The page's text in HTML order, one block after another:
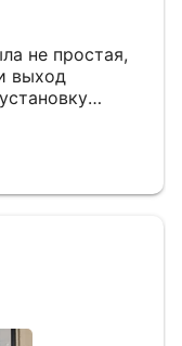
не простая,
выход
Надеюсь,